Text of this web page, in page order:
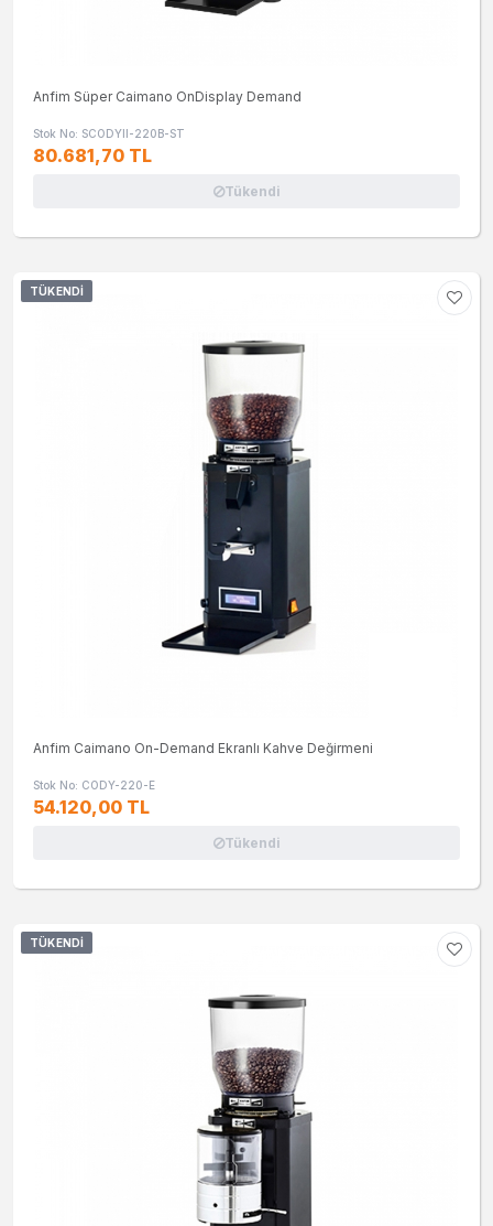
Anfim Süper Caimano OnDisplay Demand
Stok No: SCODYII-220B-ST
80.681,70 TL
Tükendi
TÜKENDI
Anfim Caimano On-Demand Ekranlı Kahve Değirmeni
Stok No: CODY-220-E
54.120,00 TL
Tükendi
TÜKENDI